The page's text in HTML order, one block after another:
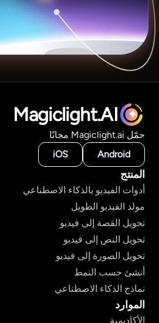
Magiclight.AI
حمّل Magiclight.ai مجانًا
Android
iOS
المنتج
أدوات الفيديو بالذكاء الاصطناعي
مولد الفيديو الطويل
تحويل القصة إلى فيديو
تحويل النص إلى فيديو
تحويل الصورة إلى فيديو
أنشئ حسب النمط
نماذج الذكاء الاصطناعي
الموارد
الأكاديمية